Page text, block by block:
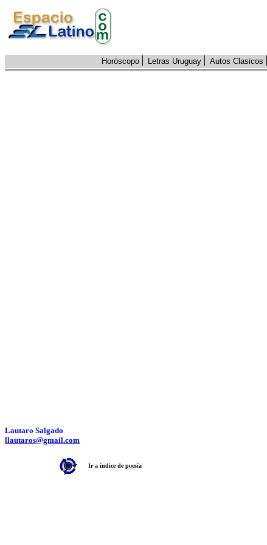
Horóscopo Letras Uruguay Autos Clasicos
Lautaro Salgado
llautaros@gmail.com
Ir a índice de poesía